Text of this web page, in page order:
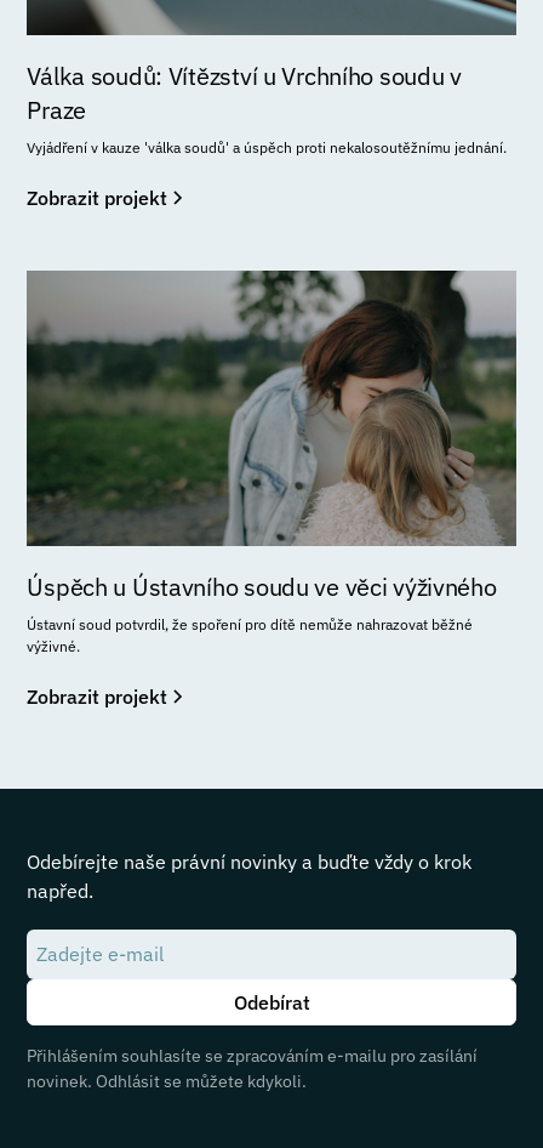
Válka soudů: Vítězství u Vrchního soudu v
Praze
Vyjádření v kauze 'válka soudů' a úspěch proti nekalosoutěžnímu jednání.
Zobrazit projekt
Úspěch u Ústavního soudu ve věci výživného
Ústavní soud potvrdil, že spoření pro dítě nemůže nahrazovat běžné
výživné.
Zobrazit projekt
Odebírejte naše právní novinky a buďte vždy o krok
napřed.
Přihlášením souhlasíte se zpracováním e-mailu pro zasílání
novinek. Odhlásit se můžete kdykoli.